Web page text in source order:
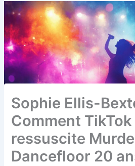
Sophie Ellis-
Comment TikTok
ressuscite
Dancefloor 20